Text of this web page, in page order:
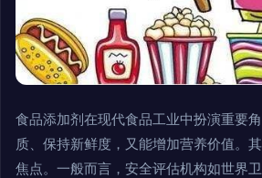
食品添加剂在现代食品工业中扮演重要
质、保持新鲜度，又能增加营养价值。
焦点。一般而言，安全评估机构如世界